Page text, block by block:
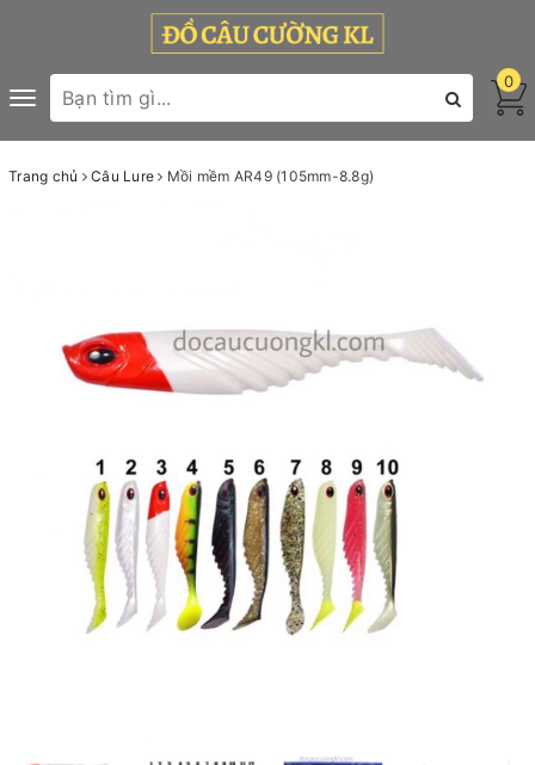
Toggle
navigation
0
Trang chủ Câu Lure Mồi mềm AR49 (105mm-8.8g)